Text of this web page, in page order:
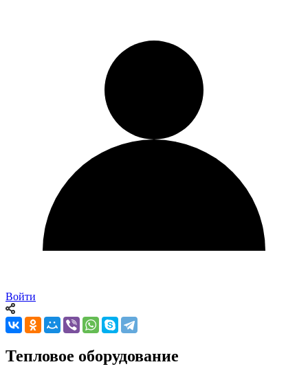
Войти
Тепловое оборудование